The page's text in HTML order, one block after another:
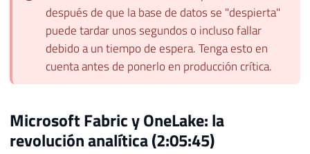
después de que la base de datos se "despierta"
puede tardar unos segundos o incluso fallar
debido a un tiempo de espera. Tenga esto en
cuenta antes de ponerlo en producción crítica.
Microsoft Fabric y OneLake: la
revolución analítica (2:05:45)